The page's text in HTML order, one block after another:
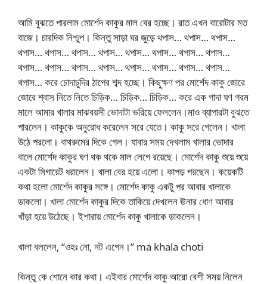
আমি বুঝতে পারলাম মোর্শেদ কাকুর মাল বের হচ্ছে। রাত এখন বারোটার মত
বাজে। চারদিক নিশ্চুপ। কিন্তু সাড়া ঘর জুড়ে থপাস… থপাস… থপাস…
থপাস… থপাস… থপাস… থপাস… থপাস… থপাস… থপাস… থপাস…
থপাস… থপাস… থপাস… থপাস… থপাস… থপাস… থপাস… থপাস…
থপাস… করে চোদাচুদির ঠাপের শব্দ হচ্ছে। কিছুক্ষণ পর মোর্শেদ কাকু জোরে
জোরে শ্বাস নিতে নিতে চিড়িক… চিড়িক… চিড়িক… করে এক গাদা ঘণ গরম
মালে আমার খালার মাঝবয়সী ভোদাটা ভরিয়ে ফেললেন।মাও ব্যাপারটা বুঝতে
পারলেন। কাকুকে অনুরোধ করেলেন সরে যেতে। কাকু সরে গেলেন। খালা
উঠে পরলো। বাথরুমের দিকে গেল। যাবার সময় দেখলাম খালার ভোদার
বালে মোর্শেদ কাকুর ঘণ থক থকে মাল লেগে রয়েছে। মোর্শেদ কাকু শুয়ে শুয়ে
একটা সিগারেট ধরালেন। খালা বের হয়ে এলো। কাপড় পরছেন। কয়েকটি
কথা হলো মোর্শেদ কাকুর সঙ্গে। মোর্শেদ কাকু একটু পর আবার খালাকে
ডাকলো। খালা মোর্শেদ কাকুর দিকে তাকিয়ে দেখলেন ঊনার ধোণ আবার
খাঁড়া হয়ে উঠেছে। ইশারায় মোর্শেদ কাকু খালাকে ডাকলেন।
খালা বললেন, “ওহঃ নো, নট এগেন।” ma khala choti
কিন্তু কে শোনে কার কথা। এইবার মোর্শেদ কাকু আরো বেশী সময় নিলেন